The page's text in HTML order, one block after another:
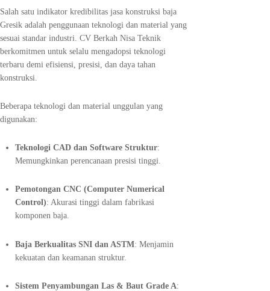
Salah satu indikator kredibilitas jasa konstruksi baja
Gresik adalah penggunaan teknologi dan material yang
sesuai standar industri. CV Berkah Nisa Teknik
berkomitmen untuk selalu mengadopsi teknologi
terbaru demi efisiensi, presisi, dan daya tahan
konstruksi.
Beberapa teknologi dan material unggulan yang
digunakan:
Teknologi CAD dan Software Struktur:
Memungkinkan perencanaan presisi tinggi.
Pemotongan CNC (Computer Numerical
Control): Akurasi tinggi dalam fabrikasi
komponen baja.
Baja Berkualitas SNI dan ASTM: Menjamin
kekuatan dan keamanan struktur.
Sistem Penyambungan Las & Baut Grade A: